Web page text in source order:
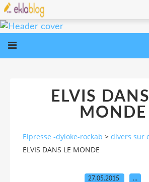
ELVIS
MONDE
Elpresse -dyloke-rockab > divers sur
ELVIS DANS LE MONDE
27.05.2015 …